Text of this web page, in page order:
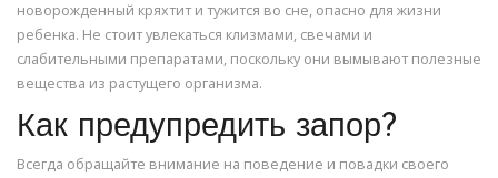
новорожденный кряхтит и тужится во сне, опасно для жизни
ребенка. Не стоит увлекаться клизмами, свечами и
слабительными препаратами, поскольку они вымывают полезные
вещества из растущего организма.
Как предупредить запор?
Всегда обращайте внимание на поведение и повадки своего